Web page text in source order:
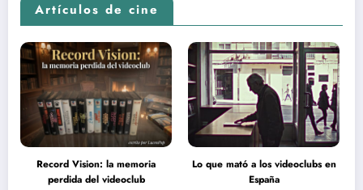
Artículos de cine
Record Vision: la memoria
perdida del videoclub
Lo que mató a los videoclubs en
España